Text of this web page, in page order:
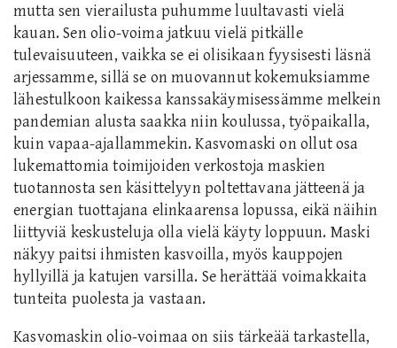
mutta sen vierailusta puhumme luultavasti vielä
kauan. Sen olio-voima jatkuu vielä pitkälle
tulevaisuuteen, vaikka se ei olisikaan fyysisesti läsnä
arjessamme, sillä se on muovannut kokemuksiamme
lähestulkoon kaikessa kanssakäymisessämme melkein
pandemian alusta saakka niin koulussa, työpaikalla,
kuin vapaa-ajallammekin. Kasvomaski on ollut osa
lukemattomia toimijoiden verkostoja maskien
tuotannosta sen käsittelyyn poltettavana jätteenä ja
energian tuottajana elinkaarensa lopussa, eikä näihin
liittyviä keskusteluja olla vielä käyty loppuun. Maski
näkyy paitsi ihmisten kasvoilla, myös kauppojen
hyllyillä ja katujen varsilla. Se herättää voimakkaita
tunteita puolesta ja vastaan.
Kasvomaskin olio-voimaa on siis tärkeää tarkastella,